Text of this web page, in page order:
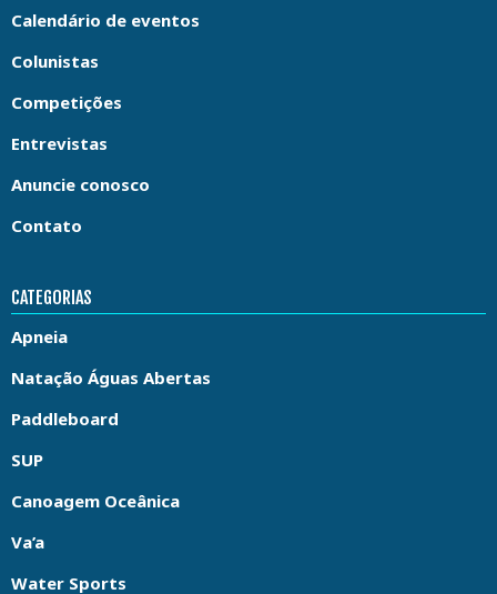
Calendário de eventos
Colunistas
Competições
Entrevistas
Anuncie conosco
Contato
CATEGORIAS
Apneia
Natação Águas Abertas
Paddleboard
SUP
Canoagem Oceânica
Va’a
Water Sports